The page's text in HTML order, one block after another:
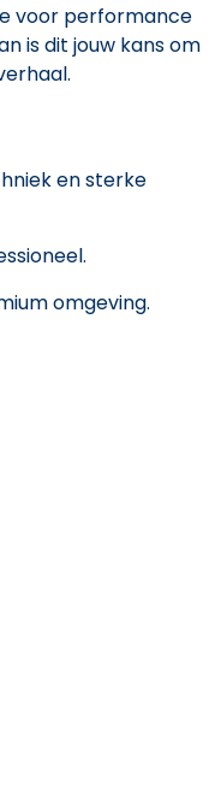
voor performance
is dit jouw kans om
en sterke
omgeving.